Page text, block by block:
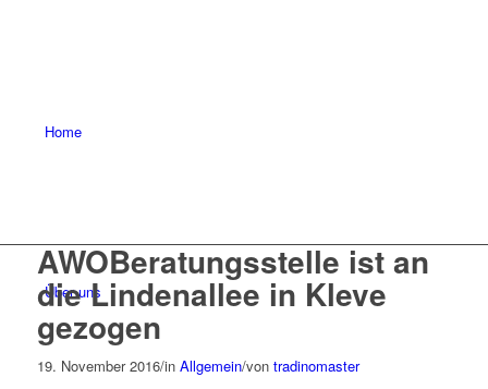
Home
Über uns
AWOBeratungsstelle ist an
die Lindenallee in Kleve
gezogen
19. November 2016/in Allgemein/von tradinomaster